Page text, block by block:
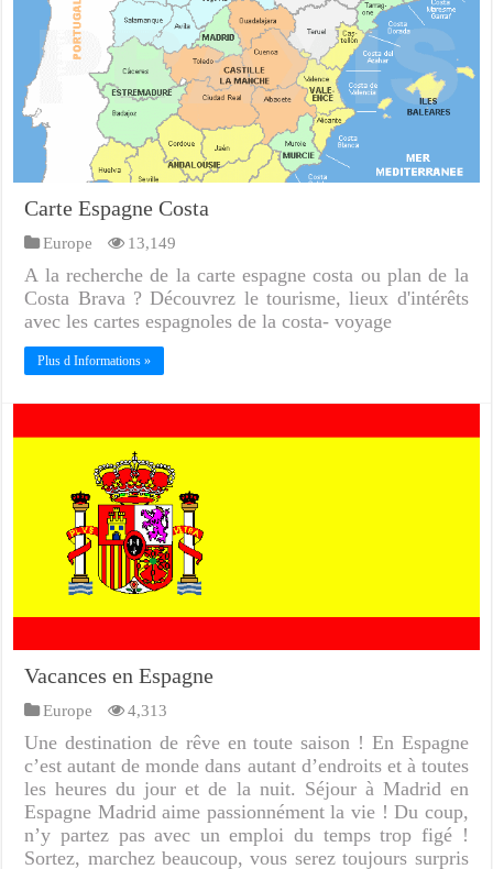
Carte Espagne Costa
Europe 13,149
A la recherche de la carte espagne costa ou plan de la
Costa Brava ? Découvrez le tourisme, lieux d'intérêts
avec les cartes espagnoles de la costa- voyage
Plus d Informations »
Vacances en Espagne
Europe 4,313
Une destination de rêve en toute saison ! En Espagne
c’est autant de monde dans autant d’endroits et à toutes
les heures du jour et de la nuit. Séjour à Madrid en
Espagne Madrid aime passionnément la vie ! Du coup,
n’y partez pas avec un emploi du temps trop figé !
Sortez, marchez beaucoup, vous serez toujours surpris